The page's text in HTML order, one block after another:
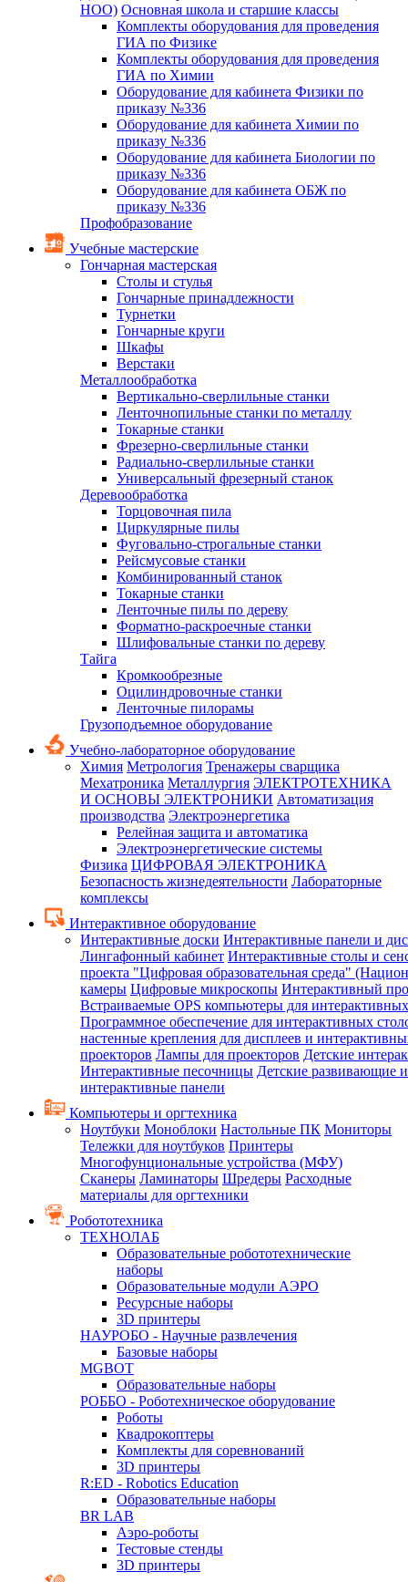
НОО) Основная школа и старшие классы
Комплекты оборудования для проведения
ГИА по Физике
Комплекты оборудования для проведения
ГИА по Химии
Оборудование для кабинета Физики по
приказу №336
Оборудование для кабинета Химии по
приказу №336
Оборудование для кабинета Биологии по
приказу №336
Оборудование для кабинета ОБЖ по
приказу №336
Профобразование
Учебные мастерские
Гончарная мастерская
Столы и стулья
Гончарные принадлежности
Турнетки
Гончарные круги
Шкафы
Верстаки
Металлообработка
Вертикально-сверлильные станки
Ленточнопильные станки по металлу
Токарные станки
Фрезерно-сверлильные станки
Радиально-сверлильные станки
Универсальный фрезерный станок
Деревообработка
Торцовочная пила
Циркулярные пилы
Фуговально-строгальные станки
Рейсмусовые станки
Комбинированный станок
Токарные станки
Ленточные пилы по дереву
Форматно-раскроечные станки
Шлифовальные станки по дереву
Тайга
Кромкообрезные
Оцилиндровочные станки
Ленточные пилорамы
Грузоподъемное оборудование
Учебно-лабораторное оборудование
Химия Метрология Тренажеры сварщика
Мехатроника Металлургия ЭЛЕКТРОТЕХНИКА
И ОСНОВЫ ЭЛЕКТРОНИКИ Автоматизация
производства Электроэнергетика
Релейная защита и автоматика
Электроэнергетические системы
Физика ЦИФРОВАЯ ЭЛЕКТРОНИКА
Безопасность жизнедеятельности Лабораторные
комплексы
Интерактивное оборудование
Интерактивные доски Интерактивные панели и
Лингафонный кабинет Интерактивные столы и
проекта "Цифровая образовательная среда"
камеры Цифровые микроскопы Интерактивный
Встраиваемые OPS компьютеры для
Программное обеспечение для интерактивных
настенные крепления для дисплеев и
проекторов Лампы для проекторов Детские
Интерактивные песочницы Детские развивающие
интерактивные панели
Компьютеры и оргтехника
Ноутбуки Моноблоки Настольные ПК Мониторы
Тележки для ноутбуков Принтеры
Многофунциональные устройства (МФУ)
Сканеры Ламинаторы Шредеры Расходные
материалы для оргтехники
Робототехника
ТЕХНОЛАБ
Образовательные робототехнические
наборы
Образовательные модули АЭРО
Ресурсные наборы
3D принтеры
НАУРОБО - Научные развлечения
Базовые наборы
MGBOT
Образовательные наборы
РОББО - Роботехническое оборудование
Роботы
Квадрокоптеры
Комплекты для соревнований
3D принтеры
R:ED - Robotics Education
Образовательные наборы
BR LAB
Аэро-роботы
Тестовые стенды
3D принтеры